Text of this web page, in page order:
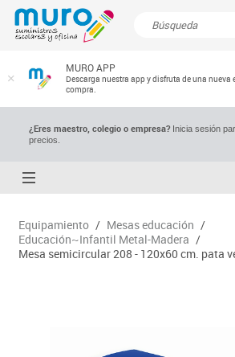
MURO APP
Descarga nuestra app y disfruta de una nueva
compra.
¿Eres maestro, colegio o empresa?Inicia sesión
precios.
Equipamiento / Mesas educación /
Educación~Infantil Metal-Madera /
Mesa semicircular 208 - 120x60 cm. pata